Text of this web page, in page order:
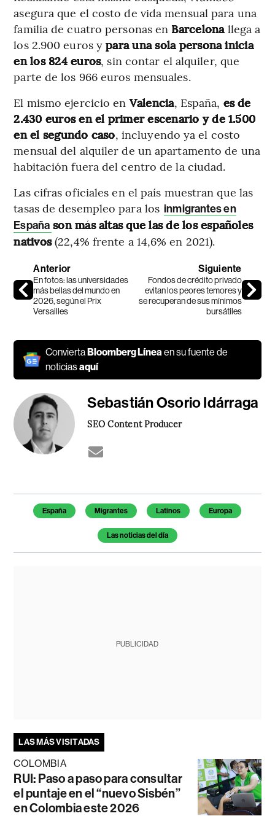
asegura que el costo de vida mensual para una
familia de cuatro personas en Barcelona llega a
los 2.900 euros ypara una sola persona inicia
en los 824 euros, sin contar el alquiler, que
parte de los 966 euros mensuales.
El mismo ejercicio enValencia, España, es de
2.430 euros en el primer escenario y de 1.500
en el segundo caso, incluyendo ya el costo
mensual del alquiler de un apartamento de una
habitación fuera del centro de la ciudad.
Las cifras oficiales en el país muestran que las
tasas de desempleo para los inmigrantes en
España son más altas que las de los españoles
nativos(22,4% frente a 14,6% en 2021).
Anterior
En fotos: las universidades
más bellas del mundo en
2026, según el Prix
Versailles
Siguiente
Fondos de crédito privado
evitan los peores temores y
se recuperan de sus mínimos
bursátiles
ConviertaBloomberg Líneaen su fuente de
noticiasaquí
Sebastián Osorio Idárraga
SEO Content Producer
Temas de este artículo
España Migrantes Latinos Europa
Las noticias del día
PUBLICIDAD
LAS MÁS VISITADAS
COLOMBIA
RUI: Paso a paso para consultar
el puntaje en el “nuevo Sisbén”
en Colombia este 2026